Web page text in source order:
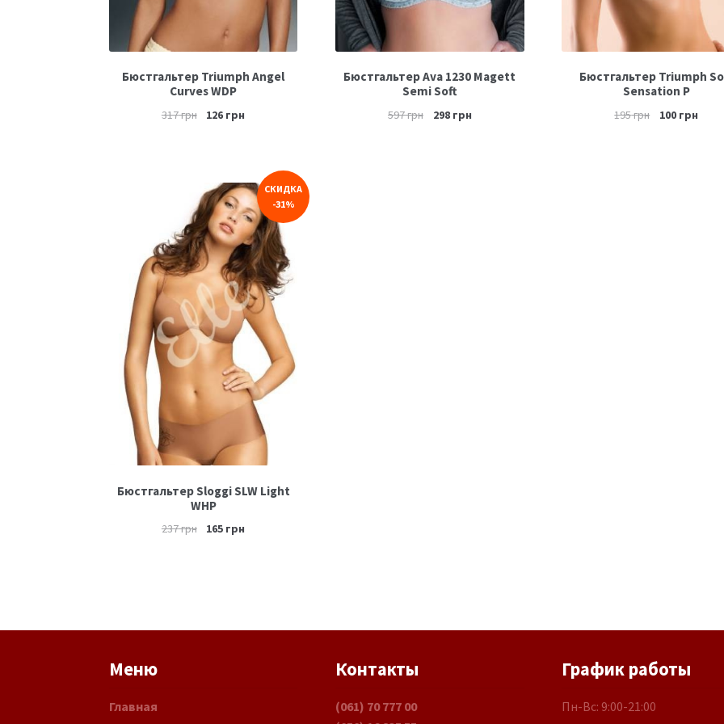
Бюстгальтер Triumph Angel
Curves WDP
317грн 126 грн
Бюстгальтер Ava 1230 Magett
Semi Soft
597грн 298грн
Бюстгальтер Triumph
Sensation P
195грн 100грн
Бюстгальтер Sloggi SLW Light
WHP
СКИДКА
-31%
237грн 165 грн
Меню
Главная
Контакты
(061) 70 777 00
График работы
Пн-Вс: 9:00-21:00